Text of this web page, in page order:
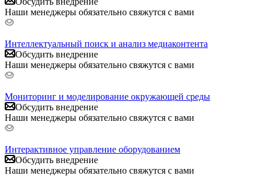
Наши менеджеры обязательно свяжутся с вами
Интеллектуальный поиск и анализ медиаконтента
Обсудить внедрение
Наши менеджеры обязательно свяжутся с вами
Мониторинг и моделирование окружающей среды
Обсудить внедрение
Наши менеджеры обязательно свяжутся с вами
Интерактивное управление оборудованием
Обсудить внедрение
Наши менеджеры обязательно свяжутся с вами